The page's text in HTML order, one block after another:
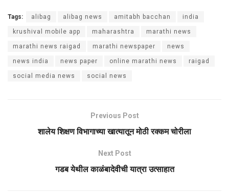
Tags: alibag alibag news amitabh bacchan india
krushival mobile app maharashtra marathi news
marathi news raigad marathi newspaper news
news india news paper online marathi news raigad
social media news social news
Previous Post
शालेय शिक्षण विभागाच्या खात्यातून मोठी रक्कम चोरीला
Next Post
गडब येथील काळंबादेवीची यात्रा उत्साहात